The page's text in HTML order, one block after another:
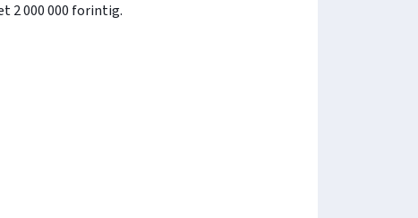
2 000 000 forintig.